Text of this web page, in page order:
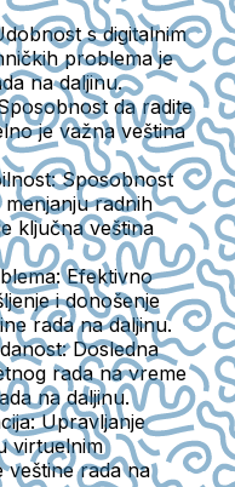
s digitalnim
problema je
na daljinu.
da radite
je važna veština
: Sposobnost
radnih
ključna veština
: Efektivno
i donošenje
rada na daljinu.
: Dosledna
rada na vreme
na daljinu.
: Upravljanje
virtuelnim
veštine rada na